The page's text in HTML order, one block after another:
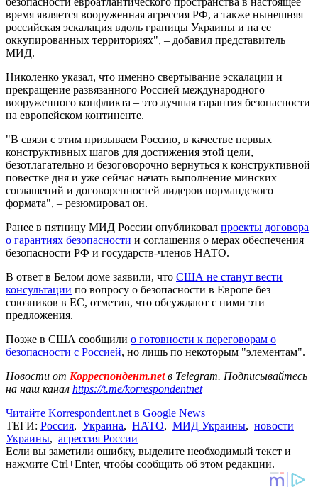
время является вооруженная агрессия РФ, а также нынешняя
российская эскалация вдоль границы Украины и на ее
оккупированных территориях", – добавил представитель
МИД.
Николенко указал, что именно свертывание эскалации и
прекращение развязанного Россией международного
вооруженного конфликта – это лучшая гарантия безопасности
на европейском континенте.
"В связи с этим призываем Россию, в качестве первых
конструктивных шагов для достижения этой цели,
безотлагательно и безоговорочно вернуться к конструктивной
повестке дня и уже сейчас начать выполнение минских
соглашений и договоренностей лидеров нормандского
формата", – резюмировал он.
Ранее в пятницу МИД России опубликовал проекты договора
о гарантиях безопасности и соглашения о мерах обеспечения
безопасности РФ и государств-членов НАТО.
В ответ в Белом доме заявили, что США не станут вести
консультации по вопросу о безопасности в Европе без
союзников в ЕС, отметив, что обсуждают с ними эти
предложения.
Позже в США сообщили о готовности к переговорам о
безопасности с Россией, но лишь по некоторым "элементам".
Новости от Корреспондент.netв Telegram. Подписывайтесь
на наш канал https://t.me/korrespondentnet
Читайте Korrespondent.net в Google News
ТЕГИ: Россия, Украина, НАТО, МИД Украины, новости
Украины, агрессия России
Если вы заметили ошибку, выделите необходимый текст и
нажмите Ctrl+Enter, чтобы сообщить об этом редакции.